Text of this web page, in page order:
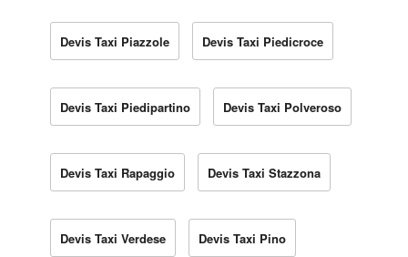
Devis Taxi Piazzole Devis Taxi Piedicroce
Devis Taxi Piedipartino Devis Taxi Polveroso
Devis Taxi Rapaggio Devis Taxi Stazzona
Devis Taxi Verdese Devis Taxi Pino